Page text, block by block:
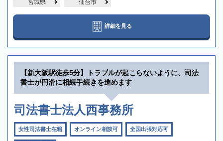
宮城県 仙台市
詳細を見る
【新大阪駅徒歩5分】トラブルが起こらないように、司法
書士が円滑に相続手続きを進めます
司法書士法人西事務所
女性司法書士在籍 オンライン相談可 全国出張対応可